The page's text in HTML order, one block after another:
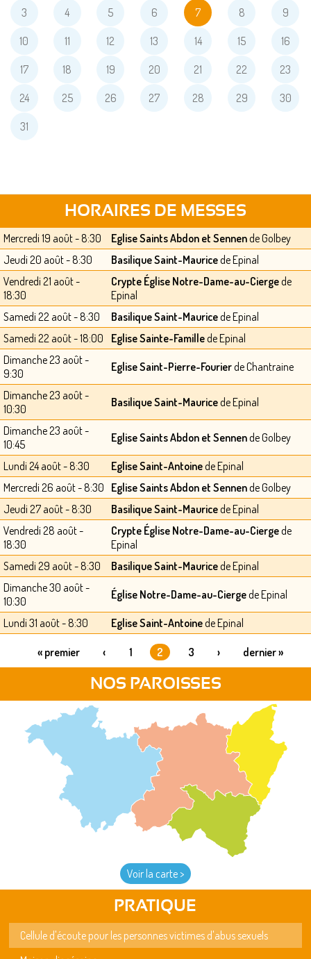
3 4 5 6 7 8 9
10 11 12 13 14 15 16
17 18 19 20 21 22 23
24 25 26 27 28 29 30
31
HORAIRES DE MESSES
Mercredi 19 août - 8:30 Eglise Saints Abdon et Sennende Golbey
Jeudi 20 août - 8:30
Basilique Saint-Mauricede Epinal
Vendredi 21 août -
18:30
Crypte Église Notre-Dame-au-Ciergede
Epinal
Samedi 22 août - 8:30
Basilique Saint-Mauricede Epinal
Samedi 22 août - 18:00
Eglise Sainte-Famillede Epinal
Dimanche 23 août -
9:30
Eglise Saint-Pierre-Fourierde Chantraine
Dimanche 23 août -
10:30
Basilique Saint-Mauricede Epinal
Dimanche 23 août -
10:45
Eglise Saints Abdon et Sennende Golbey
Lundi 24 août - 8:30 Eglise Saint-Antoinede Epinal
Mercredi 26 août - 8:30 Eglise Saints Abdon et Sennende Golbey
Jeudi 27 août - 8:30
Basilique Saint-Mauricede Epinal
Vendredi 28 août -
18:30
Crypte Église Notre-Dame-au-Ciergede
Epinal
Samedi 29 août - 8:30
Basilique Saint-Mauricede Epinal
Dimanche 30 août -
10:30
Église Notre-Dame-au-Ciergede Epinal
Lundi 31 août - 8:30 Eglise Saint-Antoinede Epinal
PAGES
« premier ‹ 1 2 3 › dernier »
NOS PAROISSES
Voir la carte >
PRATIQUE
Cellule d'écoute pour les personnes victimes d'abus sexuels